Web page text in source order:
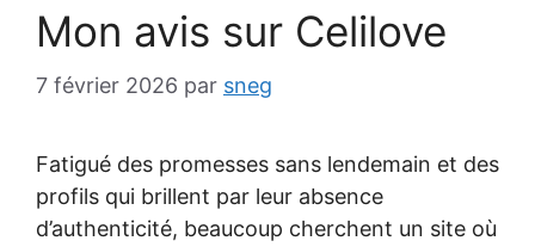
Mon avis sur Celilove
7 février 2026 par sneg
Fatigué des promesses sans lendemain et des
profils qui brillent par leur absence
d’authenticité, beaucoup cherchent un site où